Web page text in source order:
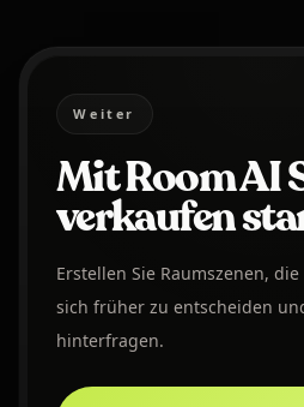
Weiter
Mit Room AI
verkaufen
Erstellen Sie Raumszenen,
sich früher zu entscheiden
hinterfragen.